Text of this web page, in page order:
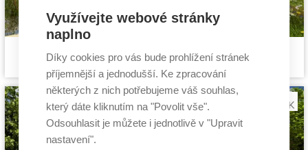
Cena stavby svépomocí:
4 440 000 Kč
Dispozice:
4+1
Užitná plocha:
151,2 m²
Mauna
projekt bungalovu
Využívejte webové stránky
naplno
Díky cookies pro vás bude prohlížení stránek
příjemnější a jednodušší. Ke zpracování
některých z nich potřebujeme váš souhlas,
který dáte kliknutím na "Povolit vše".
Odsouhlasit je můžete i jednotlivě v "Upravit
nastavení".